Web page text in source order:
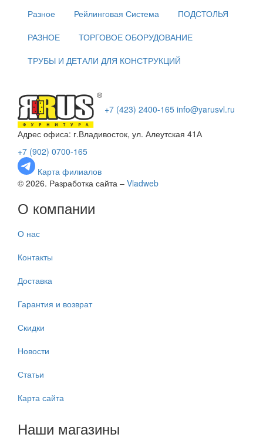
Разное
Рейлинговая Система
ПОДСТОЛЬЯ
РАЗНОЕ
ТОРГОВОЕ ОБОРУДОВАНИЕ
ТРУБЫ И ДЕТАЛИ ДЛЯ КОНСТРУКЦИЙ
+7 (423) 2400-165 info@yarusvl.ru
Адрес офиса: г.Владивосток, ул. Алеутская 41А
+7 (902) 0700-165
Карта филиалов
© 2026. Разработка сайта – Vladweb
О компании
О нас
Контакты
Доставка
Гарантия и возврат
Скидки
Новости
Статьи
Карта сайта
Наши магазины